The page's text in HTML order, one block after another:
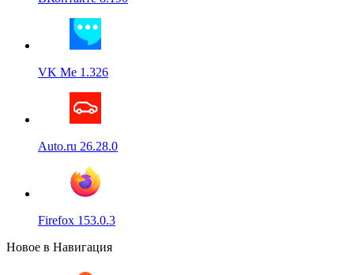
VK Me 1.326
Auto.ru 26.28.0
Firefox 153.0.3
Новое в Навигация